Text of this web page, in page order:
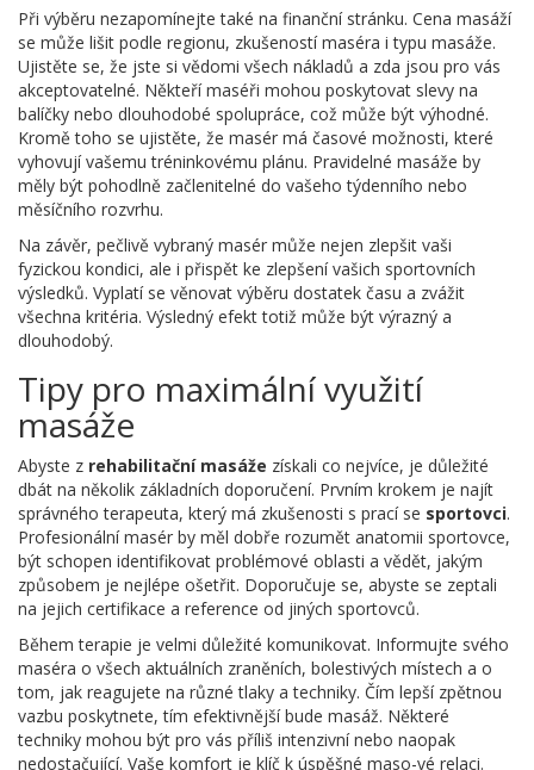
Při výběru nezapomínejte také na finanční stránku. Cena masáží
se může lišit podle regionu, zkušeností maséra i typu masáže.
Ujistěte se, že jste si vědomi všech nákladů a zda jsou pro vás
akceptovatelné. Někteří maséři mohou poskytovat slevy na
balíčky nebo dlouhodobé spolupráce, což může být výhodné.
Kromě toho se ujistěte, že masér má časové možnosti, které
vyhovují vašemu tréninkovému plánu. Pravidelné masáže by
měly být pohodlně začlenitelné do vašeho týdenního nebo
měsíčního rozvrhu.
Na závěr, pečlivě vybraný masér může nejen zlepšit vaši
fyzickou kondici, ale i přispět ke zlepšení vašich sportovních
výsledků. Vyplatí se věnovat výběru dostatek času a zvážit
všechna kritéria. Výsledný efekt totiž může být výrazný a
dlouhodobý.
Tipy pro maximální využití
masáže
Abyste z rehabilitační masáže získali co nejvíce, je důležité
dbát na několik základních doporučení. Prvním krokem je najít
správného terapeuta, který má zkušenosti s prací se sportovci.
Profesionální masér by měl dobře rozumět anatomii sportovce,
být schopen identifikovat problémové oblasti a vědět, jakým
způsobem je nejlépe ošetřit. Doporučuje se, abyste se zeptali
na jejich certifikace a reference od jiných sportovců.
Během terapie je velmi důležité komunikovat. Informujte svého
maséra o všech aktuálních zraněních, bolestivých místech a o
tom, jak reagujete na různé tlaky a techniky. Čím lepší zpětnou
vazbu poskytnete, tím efektivnější bude masáž. Některé
techniky mohou být pro vás příliš intenzivní nebo naopak
nedostačující. Vaše komfort je klíč k úspěšné maso-vé relaci.